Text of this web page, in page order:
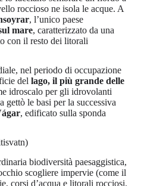
roccioso ne isola le acque. A
, l’unico paese
mare, caratterizzato da una
con il resto dei litorali
nel periodo di occupazione
del lago, il più grande delle
idroscalo per gli idrovolanti
gettò le basi per la successiva
, edificato sulla sponda
biodiversità paesaggistica,
scogliere impervie (come il
corsi d’acqua e litorali rocciosi.